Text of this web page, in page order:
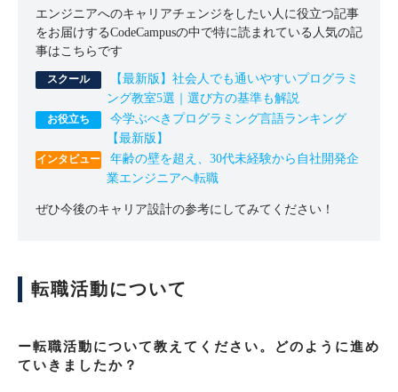
エンジニアへのキャリアチェンジをしたい人に役立つ記事
をお届けするCodeCampusの中で特に読まれている人気の記
事はこちらです
【最新版】社会人でも通いやすいプログラミ
ング教室5選｜選び方の基準も解説
今学ぶべきプログラミング言語ランキング
【最新版】
年齢の壁を超え、30代未経験から自社開発企
業エンジニアへ転職
ぜひ今後のキャリア設計の参考にしてみてください！
転職活動について
ー転職活動について教えてください。どのように進め
ていきましたか？